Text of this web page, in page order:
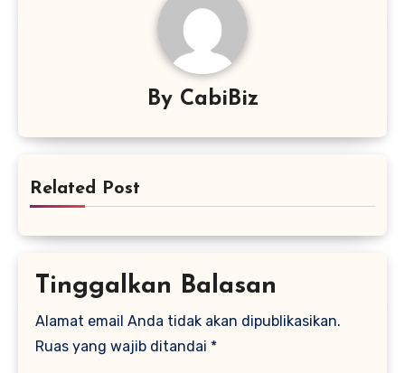
By CabiBiz
Related Post
Tinggalkan Balasan
Alamat email Anda tidak akan dipublikasikan.
Ruas yang wajib ditandai *